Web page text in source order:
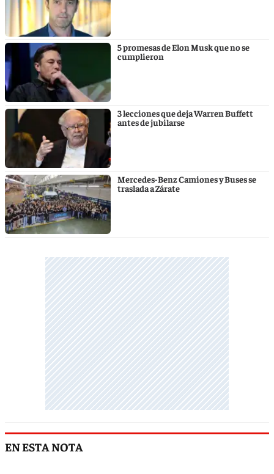
5 promesas de Elon Musk que no se
cumplieron
3 lecciones que deja Warren Buffett
antes de jubilarse
Mercedes-Benz Camiones y Buses se
traslada a Zárate
EN ESTA NOTA